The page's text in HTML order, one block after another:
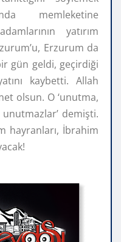
memleketine
yatırım
Erzurum da
gün geldi, geçirdiği
kaybetti. Allah
olsun. O ‘unutma,
demişti.
hayranları, İbrahim